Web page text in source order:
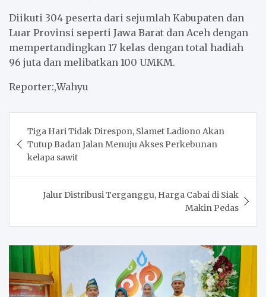
Diikuti 304 peserta dari sejumlah Kabupaten dan
Luar Provinsi seperti Jawa Barat dan Aceh dengan
mempertandingkan 17 kelas dengan total hadiah
96 juta dan melibatkan 100 UMKM.
Reporter:,Wahyu
navigation
Tiga Hari Tidak Direspon, Slamet Ladiono Akan
Tutup Badan Jalan Menuju Akses Perkebunan
kelapa sawit
Jalur Distribusi Terganggu, Harga Cabai di Siak
Makin Pedas